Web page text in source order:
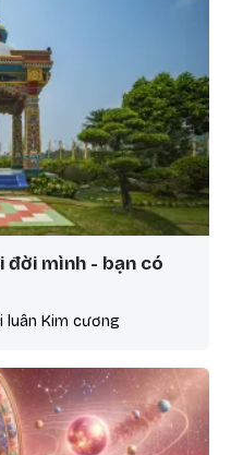
đời mình - bạn có
luân Kim cương